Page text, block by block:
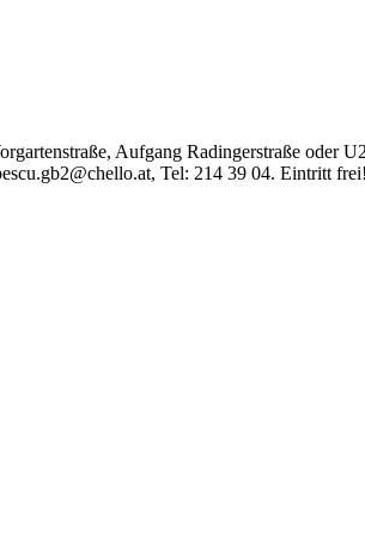
Aufgang Radingerstraße oder
Tel: 214 39 04. Eintritt frei!